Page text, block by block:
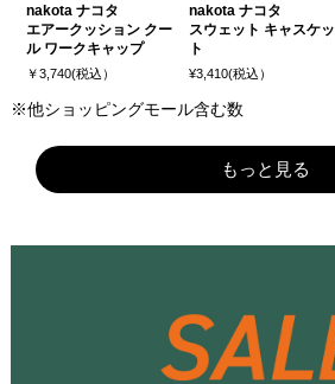
nakota ナコタ
エアークッション クー
ル ワークキャップ
￥3,740(税込）
nakota ナコタ
スウェット キャスケッ
ト
¥3,410(税込）
※他ショッピングモール含む数
もっと見る